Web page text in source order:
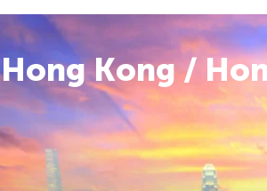
Hong Kong /